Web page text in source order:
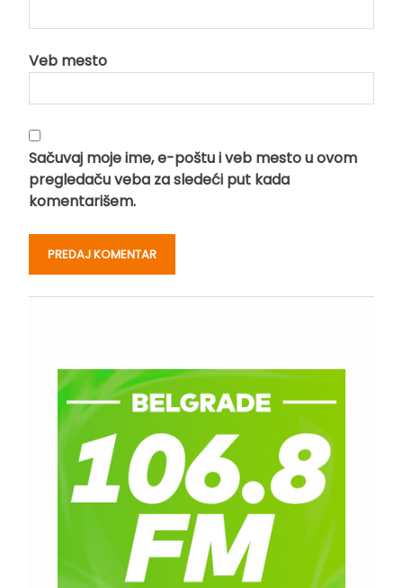
Veb mesto
Sačuvaj moje ime, e-poštu i veb mesto u ovom
pregledaču veba za sledeći put kada
komentarišem.